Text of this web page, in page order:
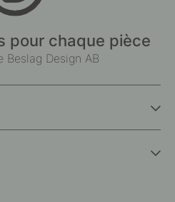
pour chaque pièce
Beslag Design AB